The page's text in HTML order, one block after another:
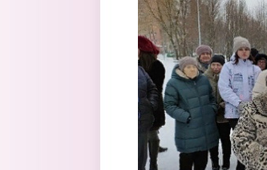
Перейти к основному содержанию